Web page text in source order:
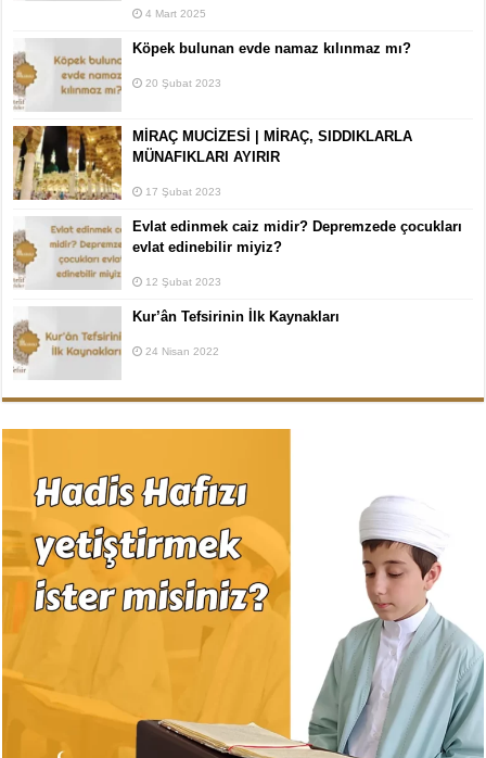
4 Mart 2025
Köpek bulunan evde namaz kılınmaz mı?
20 Şubat 2023
MİRAÇ MUCİZESİ | MİRAÇ, SIDDIKLARLA
MÜNAFIKLARI AYIRIR
17 Şubat 2023
Evlat edinmek caiz midir? Depremzede çocukları
evlat edinebilir miyiz?
12 Şubat 2023
Kur’ân Tefsirinin İlk Kaynakları
24 Nisan 2022